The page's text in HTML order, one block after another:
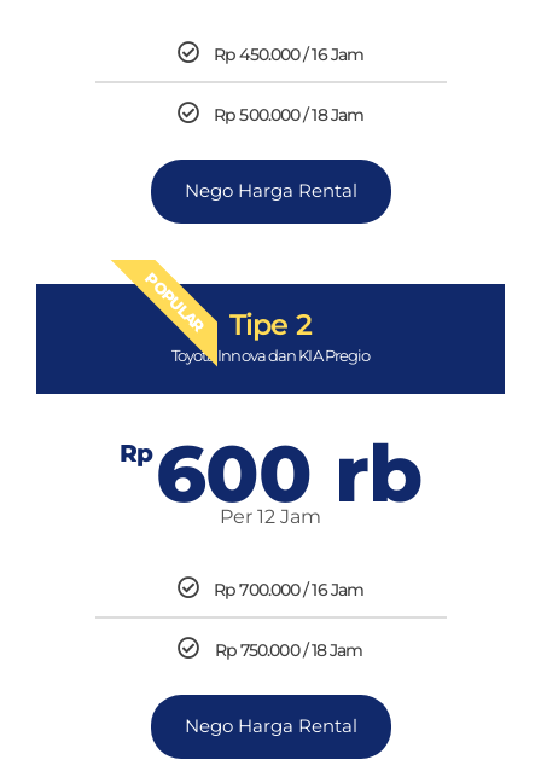
Rp 450.000 / 16 Jam
Rp 500.000 / 18 Jam
Nego Harga Rental
POPULAR Tipe 2
Toyota Innova dan KIA Pregio
Rp600 rb
Per 12 Jam
Rp 700.000 / 16 Jam
Rp 750.000 / 18 Jam
Nego Harga Rental